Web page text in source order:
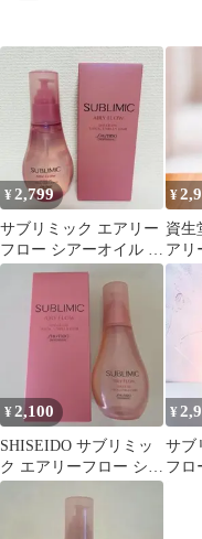
¥2,799
サブリミック エアリー
フロー シアーオイル T
100mL 1本 資生堂 新品
¥
資生
アリ
ーオ
¥2,100
SHISEIDO サブリミッ
ク エアリーフロー シア
ーオイル
¥
サブ
フロ
（T